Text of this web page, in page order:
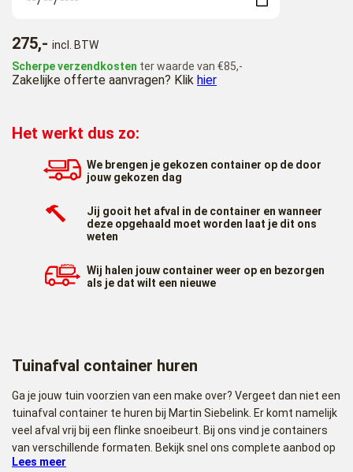
275,- incl. BTW
Scherpe verzendkosten ter waarde van €85,-
Zakelijke offerte aanvragen? Klik hier
Het werkt dus zo:
We brengen je gekozen container op de door
jouw gekozen dag
Jij gooit het afval in de container en wanneer
deze opgehaald moet worden laat je dit ons
weten
Wij halen jouw container weer op en bezorgen
als je dat wilt een nieuwe
Tuinafval container huren
Ga je jouw tuin voorzien van een make over? Vergeet dan niet een
tuinafval container te huren bij Martin Siebelink. Er komt namelijk
veel afval vrij bij een flinke snoeibeurt. Bij ons vind je containers
van verschillende formaten. Bekijk snel ons complete aanbod op
deze pagina of bestel de gewenste tuincontainer direct.
Lees meer